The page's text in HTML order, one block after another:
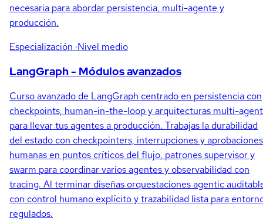
necesaria para abordar persistencia, multi-agente y
producción.
Especialización ·Nivel medio
LangGraph - Módulos avanzados
Curso avanzado de LangGraph centrado en persistencia con
checkpoints, human-in-the-loop y arquitecturas multi-
para llevar tus agentes a producción. Trabajas la durabilidad
del estado con checkpointers, interrupciones y aprobaciones
humanas en puntos críticos del flujo, patrones supervisor y
swarm para coordinar varios agentes y observabilidad con
tracing. Al terminar diseñas orquestaciones agentic
con control humano explícito y trazabilidad lista para
regulados.